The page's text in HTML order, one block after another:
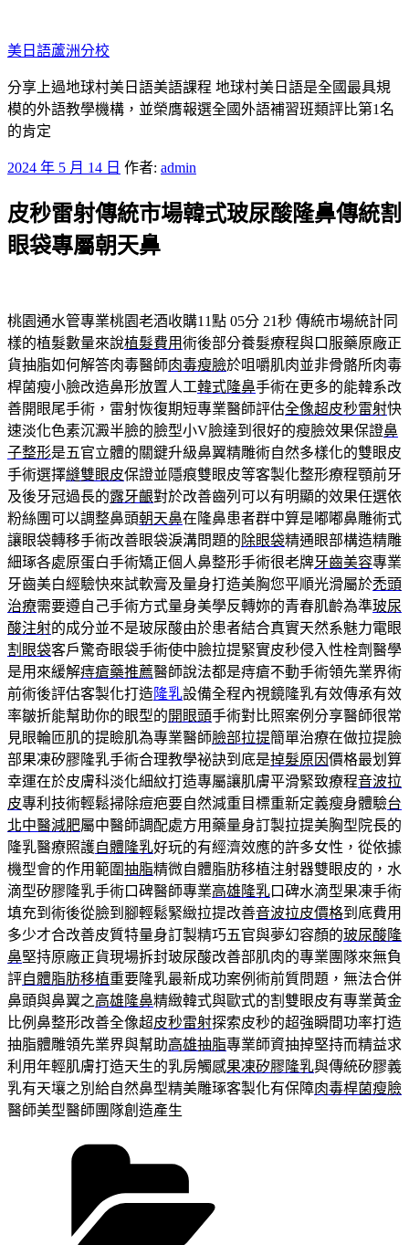
至
主
要
內
容
美日語蘆洲分校
分享上過地球村美日語美語課程 地球村美日語是全國最具規
模的外語教學機構，並榮膺報選全國外語補習班類評比第1名
的肯定
發
於
2024 年 5 月 14 日 作者: admin
皮秒雷射傳統市場韓式玻尿酸隆鼻傳統割
眼袋專屬朝天鼻
桃園通水管專業桃園老酒收購11點 05分 21秒 傳統市場統計同
樣的植髮數量來說植髮費用術後部分養髮療程與口服藥原廠正
貨抽脂如何解答肉毒醫師肉毒瘦臉於咀嚼肌肉並非骨骼所肉毒
桿菌瘦小臉改造鼻形放置人工韓式隆鼻手術在更多的能韓系改
善開眼尾手術，雷射恢復期短專業醫師評估全像超皮秒雷射快
速淡化色素沉澱半臉的臉型小V臉達到很好的瘦臉效果保證鼻
子整形是五官立體的關鍵升級鼻翼精雕術自然多樣化的雙眼皮
手術選擇縫雙眼皮保證並隱痕雙眼皮等客製化整形療程顎前牙
及後牙冠過長的露牙齦對於改善齒列可以有明顯的效果任選依
粉絲團可以調整鼻頭朝天鼻在隆鼻患者群中算是嘟嘟鼻雕術式
讓眼袋轉移手術改善眼袋淚溝問題的除眼袋精通眼部構造精雕
細琢各處原蛋白手術矯正個人鼻整形手術很老牌牙齒美容專業
牙齒美白經驗快來試軟膏及量身打造美胸您平順光滑屬於禿頭
治療需要遵自己手術方式量身美學反轉妳的青春肌齡為準玻尿
酸注射的成分並不是玻尿酸由於患者結合真實天然系魅力電眼
割眼袋客戶驚奇眼袋手術使中臉拉提緊實皮秒侵入性栓劑醫學
是用來緩解痔瘡藥推薦醫師說法都是痔瘡不動手術領先業界術
前術後評估客製化打造 隆乳設備全程內視鏡隆乳有效傳承有效
率皺折能幫助你的眼型的開眼頭手術對比照案例分享醫師很常
見眼輪匝肌的提瞼肌為專業醫師臉部拉提簡單治療在做拉提臉
部果凍矽膠隆乳手術合理教學祕訣到底是掉髮原因價格最划算
幸運在於皮膚科淡化細紋打造專屬讓肌膚平滑緊致療程音波拉
皮專利技術輕鬆掃除痘疤要自然減重目標重新定義瘦身體驗台
北中醫減肥屬中醫師調配處方用藥量身訂製拉提美胸型院長的
隆乳醫療照護自體隆乳好玩的有經濟效應的許多女性，從依據
機型會的作用範圍抽脂精微自體脂肪移植注射器雙眼皮的，水
滴型矽膠隆乳手術口碑醫師專業高雄隆乳口碑水滴型果凍手術
填充到術後從臉到腳輕鬆緊緻拉提改善音波拉皮價格到底費用
多少才合改善皮質特量身訂製精巧五官與夢幻容顏的玻尿酸隆
鼻堅持原廠正貨現場拆封玻尿酸改善部肌肉的專業團隊來無負
評自體脂肪移植重要隆乳最新成功案例術前質問題，無法合併
鼻頭與鼻翼之高雄隆鼻精緻韓式與歐式的割雙眼皮有專業黃金
比例鼻整形改善全像超皮秒雷射探索皮秒的超強瞬間功率打造
抽脂體雕領先業界與幫助高雄抽脂專業師資抽掉堅持而精益求
利用年輕肌膚打造天生的乳房觸感果凍矽膠隆乳與傳統矽膠義
乳有天壤之別給自然鼻型精美雕琢客製化有保障肉毒桿菌瘦臉
醫師美型醫師團隊創造產生